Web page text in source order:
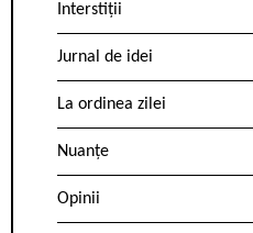
Interstiții
Jurnal de idei
La ordinea zilei
Nuanțe
Opinii